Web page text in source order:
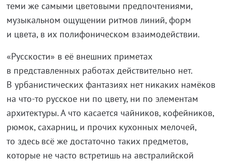
теми же самыми цветовыми предпочтениями,
музыкальном ощущении ритмов линий, форм
и цвета, в их полифоническом взаимодействии.
«Русскости» в её внешних приметах
в представленных работах действительно нет.
В урбанистических фантазиях нет никаких намёков
на что-то русское ни по цвету, ни по элементам
архитектуры. А что касается чайников, кофейников,
рюмок, сахарниц, и прочих кухонных мелочей,
то здесь всё же достаточно таких предметов,
которые не часто встретишь на австралийской